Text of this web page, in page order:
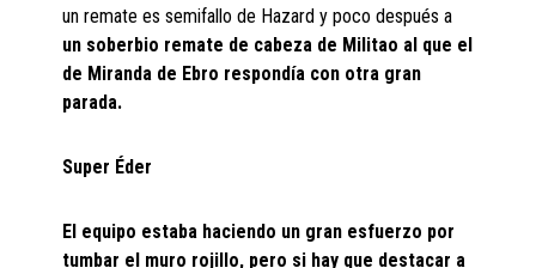
un remate es semifallo de Hazard y poco después a
un soberbio remate de cabeza de Militao al que el
de Miranda de Ebro respondía con otra gran
parada.
Super Éder
El equipo estaba haciendo un gran esfuerzo por
tumbar el muro rojillo, pero si hay que destacar a